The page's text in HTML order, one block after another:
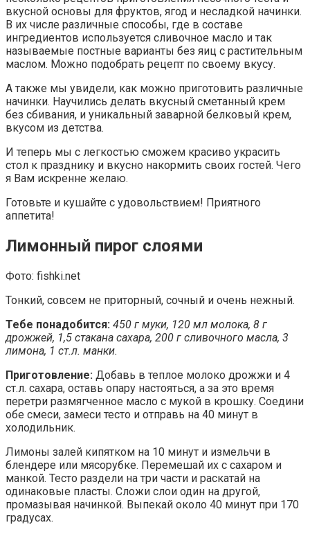
вкусной основы для фруктов, ягод и несладкой начинки.
В их числе различные способы, где в составе
ингредиентов используется сливочное масло и так
называемые постные варианты без яиц с растительным
маслом. Можно подобрать рецепт по своему вкусу.
А также мы увидели, как можно приготовить различные
начинки. Научились делать вкусный сметанный крем
без сбивания, и уникальный заварной белковый крем,
вкусом из детства.
И теперь мы с легкостью сможем красиво украсить
стол к празднику и вкусно накормить своих гостей. Чего
я Вам искренне желаю.
Готовьте и кушайте с удовольствием! Приятного
аппетита!
Лимонный пирог слоями
Фото: fishki.net
Тонкий, совсем не приторный, сочный и очень нежный.
Тебе понадобится: 450 г муки, 120 мл молока, 8 г
дрожжей, 1,5 стакана сахара, 200 г сливочного масла, 3
лимона, 1 ст.л. манки.
Приготовление: Добавь в теплое молоко дрожжи и 4
ст.л. сахара, оставь опару настояться, а за это время
перетри размягченное масло с мукой в крошку. Соедини
обе смеси, замеси тесто и отправь на 40 минут в
холодильник.
Лимоны залей кипятком на 10 минут и измельчи в
блендере или мясорубке. Перемешай их с сахаром и
манкой. Тесто раздели на три части и раскатай на
одинаковые пласты. Сложи слои один на другой,
промазывая начинкой. Выпекай около 40 минут при 170
градусах.